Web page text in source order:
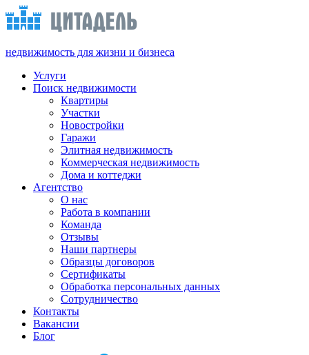
недвижимость для жизни и бизнеса
Услуги
Поиск недвижимости
Квартиры
Участки
Новостройки
Гаражи
Элитная недвижимость
Коммерческая недвижимость
Дома и коттеджи
Агентство
О нас
Работа в компании
Команда
Отзывы
Наши партнеры
Образцы договоров
Сертификаты
Обработка персональных данных
Сотрудничество
Контакты
Вакансии
Блог